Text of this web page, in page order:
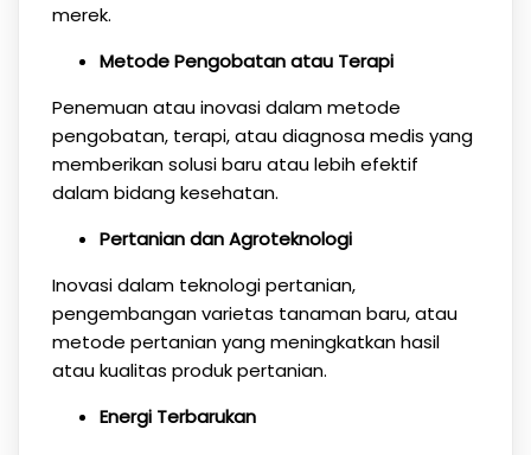
merek.
Metode Pengobatan atau Terapi
Penemuan atau inovasi dalam metode
pengobatan, terapi, atau diagnosa medis yang
memberikan solusi baru atau lebih efektif
dalam bidang kesehatan.
Pertanian dan Agroteknologi
Inovasi dalam teknologi pertanian,
pengembangan varietas tanaman baru, atau
metode pertanian yang meningkatkan hasil
atau kualitas produk pertanian.
Energi Terbarukan